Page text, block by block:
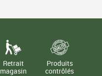
Retrait
magasin
Produits
contrôlés